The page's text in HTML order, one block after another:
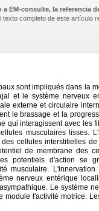
a EM-consulte, la referencia
texto completo de este artículo
sont impliqués dans la
et le système nerveux
externe et circulaire
le brassage et la
qui interagissent avec les
musculaires lisses.
des cellules interstitielles
de membrane des
potentiels d'action se
musculaire.
nerveux entérique
Le système
module l'activité motrice.